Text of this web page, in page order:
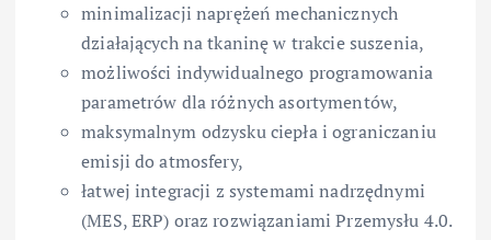
minimalizacji naprężeń mechanicznych
działających na tkaninę w trakcie suszenia,
możliwości indywidualnego programowania
parametrów dla różnych asortymentów,
maksymalnym odzysku ciepła i ograniczaniu
emisji do atmosfery,
łatwej integracji z systemami nadrzędnymi
(MES, ERP) oraz rozwiązaniami Przemysłu 4.0.